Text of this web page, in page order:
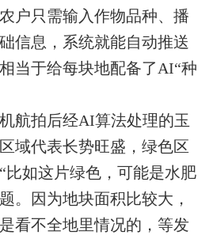
户只需输入作物品种、播
信息，系统就能自动推送
当于给每块地配备了AI“种
拍后经AI算法处理的玉
域代表长势旺盛，绿色区
比如这片绿色，可能是水肥
。因为地块面积比较大，
看不全地里情况的，等发